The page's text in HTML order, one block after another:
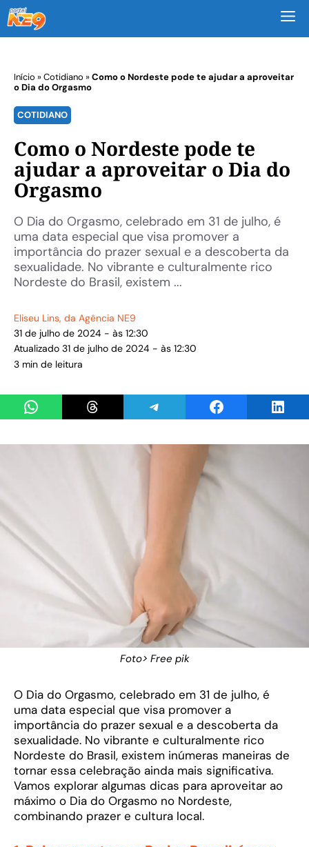
Início »Cotidiano »Como o Nordeste pode te ajudar a aproveitar
o Dia do Orgasmo
COTIDIANO
Como o Nordeste pode te
ajudar a aproveitar o Dia do
Orgasmo
O Dia do Orgasmo, celebrado em 31 de julho, é
uma data especial que visa promover a
importância do prazer sexual e a descoberta da
sexualidade. No vibrante e culturalmente rico
Nordeste do Brasil, existem ...
Eliseu Lins, da Agência NE9
31 de julho de 2024 - às 12:30
Atualizado 31 de julho de 2024 - às 12:30
3 min de leitura
Share on WhatsAppShare on ThreadsShare on TelegramShare on Facebook
Foto> Free pik
O Dia do Orgasmo, celebrado em 31 de julho, é
uma data especial que visa promover a
importância do prazer sexual e a descoberta da
sexualidade. No vibrante e culturalmente rico
Nordeste do Brasil, existem inúmeras maneiras de
tornar essa celebração ainda mais significativa.
Vamos explorar algumas dicas para aproveitar ao
máximo o Dia do Orgasmo no Nordeste,
combinando prazer e cultura local.